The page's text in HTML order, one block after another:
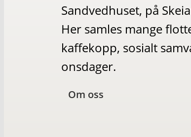
Sandvedhuset, på
Her samles mange
kaffekopp, sosialt
onsdager.
Om oss